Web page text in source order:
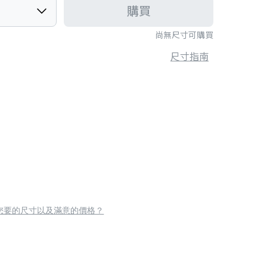
尚無尺寸可購買
購買
尺寸指南
要的尺寸以及滿意的價格？